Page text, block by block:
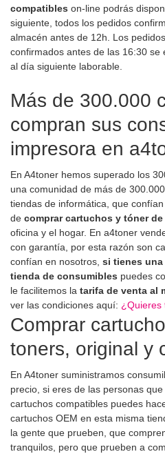
compatibles on-line podrás
siguiente, todos los pedidos
almacén antes de 12h. Los
confirmados antes de las 16:30
al día siguiente laborable.
Más de 300.000
compran sus
impresora en
En A4toner hemos superado los
una comunidad de más de
tiendas de informática, que
de comprar cartuchos y tóner
oficina y el hogar. En a4toner
con garantía, por esta razón son
confían en nosotros, si tienes
tienda de consumibles puedes
le facilitemos la tarifa de venta al
ver las condiciones aquí: ¿Quieres
Comprar
toners, original y
En A4toner suministramos
precio, si eres de las personas
cartuchos compatibles puedes
cartuchos OEM en esta misma
la gente que prueben, que
tranquilos, pero que prueben a